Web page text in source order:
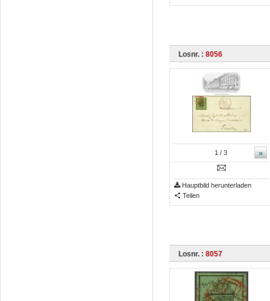
Losnr. : 8056
»
1 / 3
Hauptbild herunterladen
Teilen
Losnr. : 8057